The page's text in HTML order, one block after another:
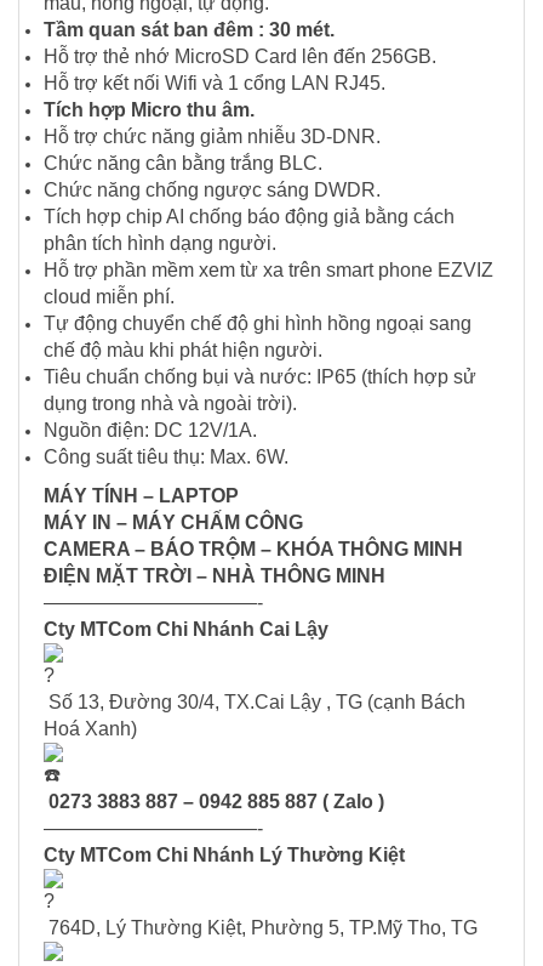
Tầm quan sát ban đêm : 30 mét.
Hỗ trợ thẻ nhớ MicroSD Card lên đến 256GB.
Hỗ trợ kết nối Wifi và 1 cổng LAN RJ45.
Tích hợp Micro thu âm.
Hỗ trợ chức năng giảm nhiễu 3D-DNR.
Chức năng cân bằng trắng BLC.
Chức năng chống ngược sáng DWDR.
Tích hợp chip AI chống báo động giả bằng cách
phân tích hình dạng người.
Hỗ trợ phần mềm xem từ xa trên smart phone EZVIZ
cloud miễn phí.
Tự động chuyển chế độ ghi hình hồng ngoại sang
chế độ màu khi phát hiện người.
Tiêu chuẩn chống bụi và nước: IP65 (thích hợp sử
dụng trong nhà và ngoài trời).
Nguồn điện: DC 12V/1A.
Công suất tiêu thụ: Max. 6W.
MÁY TÍNH – LAPTOP
MÁY IN – MÁY CHẤM CÔNG
CAMERA – BÁO TRỘM – KHÓA THÔNG MINH
ĐIỆN MẶT TRỜI – NHÀ THÔNG MINH
———————————-
Cty MTCom Chi Nhánh Cai Lậy
Số 13, Đường 30/4, TX.Cai Lậy , TG (cạnh Bách
Hoá Xanh)
0273 3883 887 – 0942 885 887 ( Zalo )
———————————-
Cty MTCom Chi Nhánh Lý Thường Kiệt
764D, Lý Thường Kiệt, Phường 5, TP.Mỹ Tho, TG